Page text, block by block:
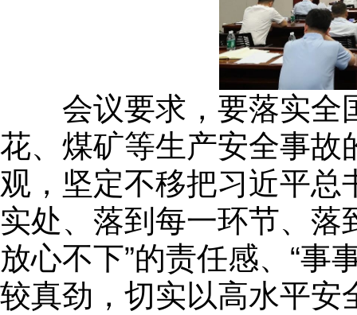
会议要求，要落实全
花、煤矿等生产安全事故
观，坚定不移把习近平总
实处、落到每一环节、落
放心不下”的责任感、“事
较真劲，切实以高水平安